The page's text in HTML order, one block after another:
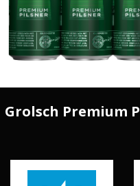
Grolsch Premium